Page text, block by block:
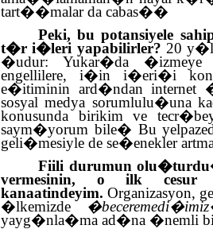
tart��malar da cabas��
Peki, bu potansiyele
t�r i�leri yapabilirler? 20
�udur: Yukar�da
engellilere, i�in i�eri�i
e�itiminin ard�ndan internet
sosyal medya
konusunda birikim ve
saym�yorum bile� Bu
geli�mesiyle de se�enekler
Fiili durumun
vermesinin, o ilk
kanaatindeyim. Organizasyon,
�lkemizde
yayg�nla�ma ad�na �nemli bir